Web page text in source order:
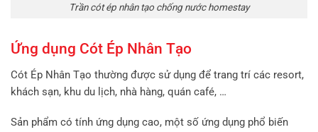
Trần cót ép nhân tạo chống nước homestay
Ứng dụng Cót Ép Nhân Tạo
Cót Ép Nhân Tạo thường được sử dụng để trang trí các resort,
khách sạn, khu du lịch, nhà hàng, quán café, …
Sản phẩm có tính ứng dụng cao, một số ứng dụng phổ biến